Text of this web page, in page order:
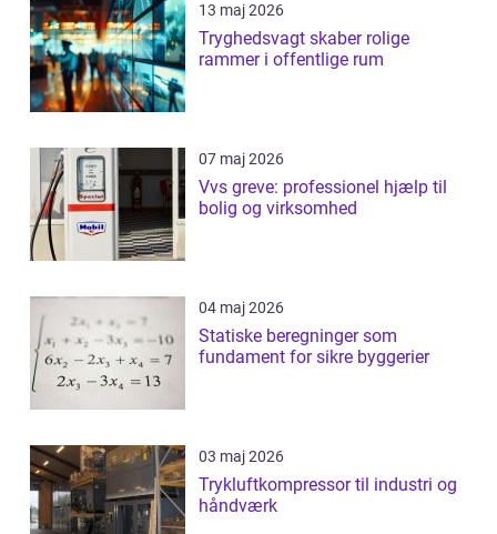
13 maj 2026
Tryghedsvagt skaber rolige
rammer i offentlige rum
07 maj 2026
Vvs greve: professionel hjælp til
bolig og virksomhed
04 maj 2026
Statiske beregninger som
fundament for sikre byggerier
03 maj 2026
Trykluftkompressor til industri og
håndværk